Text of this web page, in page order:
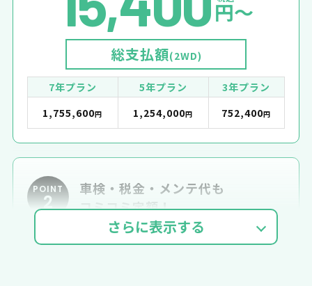
円〜
総支払額(2WD)
7年プラン 5年プラン
3年プラン
1,755,600円 1,254,000円 752,400円
POINT
2
車検・税金・メンテ代も
コミコミ定額！